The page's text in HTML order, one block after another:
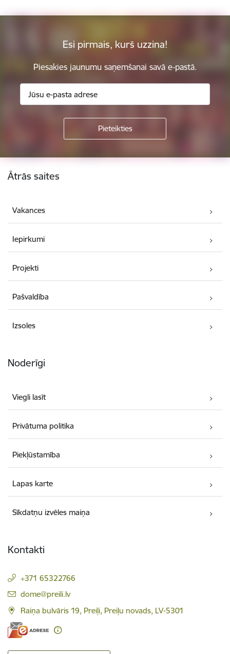
Esi pirmais, kurš uzzina!
Piesakies jaunumu saņemšanai savā e-pastā.
Kājene
Ātrās saites
Vakances
Iepirkumi
Projekti
Pašvaldība
Izsoles
Noderīgi
Viegli lasīt
Privātuma politika
Piekļūstamība
Lapas karte
Sīkdatņu izvēles maiņa
Kontakti
+371 65322766
E-pasts:
dome@preili.lv
Raiņa bulvāris 19, Preiļi, Preiļu novads, LV-5301